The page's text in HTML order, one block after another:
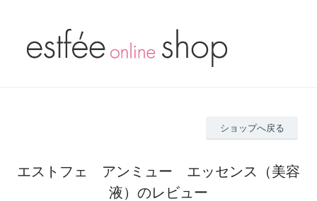
ショップへ戻る
エストフェ アンミュー エッセンス（美容
液）のレビュー